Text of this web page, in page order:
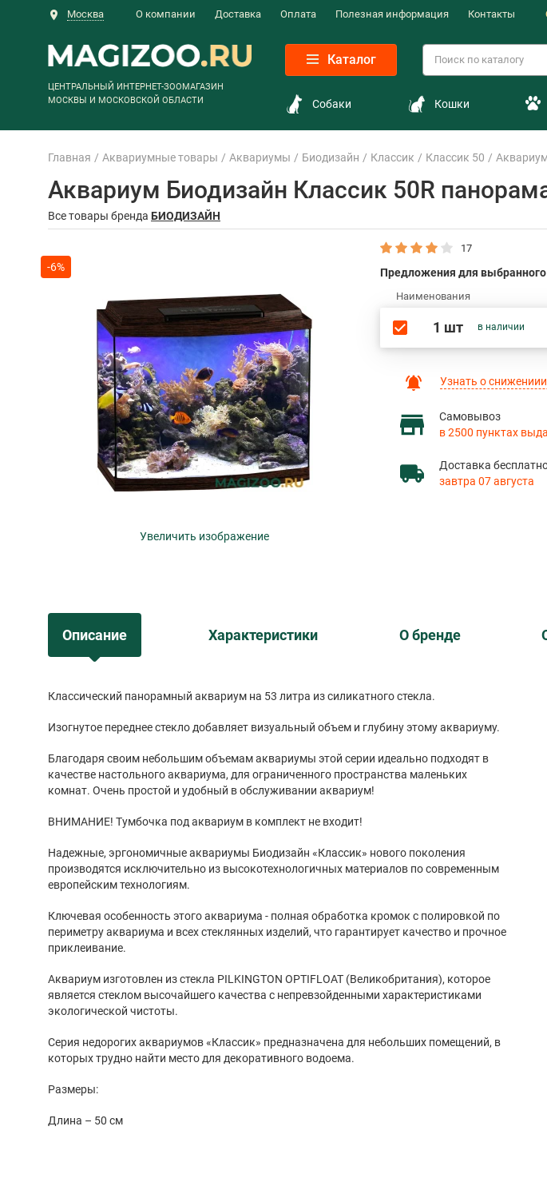
Москва О компании Доставка Оплата Полезная информация Контакты
ЦЕНТРАЛЬНЫЙ ИНТЕРНЕТ-ЗООМАГАЗИН
МОСКВЫ И МОСКОВСКОЙ ОБЛАСТИ
Каталог
Собаки Кошки
Главная Аквариумные товары Аквариумы Биодизайн Классик Классик 50
Аквариум Биодизайн Классик 50R
Все товары бренда БИОДИЗАЙН
-6%
Увеличить изображение
17
Предложения для выбранного
Наименования
1 шт в наличии
Узнать о
Самовывоз
в 2500 пунктах
Доставка
завтра 07 августа
Описание Характеристики О бренде
Классический панорамный аквариум на 53 литра из силикатного стекла.
Изогнутое переднее стекло добавляет визуальный объем и глубину этому аквариуму.
Благодаря своим небольшим объемам аквариумы этой серии идеально подходят в
качестве настольного аквариума, для ограниченного пространства маленьких
комнат. Очень простой и удобный в обслуживании аквариум!
ВНИМАНИЕ! Тумбочка под аквариум в комплект не входит!
Надежные, эргономичные аквариумы Биодизайн «Классик» нового поколения
производятся исключительно из высокотехнологичных материалов по современным
европейским технологиям.
Ключевая особенность этого аквариума - полная обработка кромок с полировкой по
периметру аквариума и всех стеклянных изделий, что гарантирует качество и прочное
приклеивание.
Аквариум изготовлен из стекла PILKINGTON OPTIFLOAT (Великобритания), которое
является стеклом высочайшего качества с непревзойденными характеристиками
экологической чистоты.
Серия недорогих аквариумов «Классик» предназначена для небольших помещений, в
которых трудно найти место для декоративного водоема.
Размеры:
Длина – 50 см